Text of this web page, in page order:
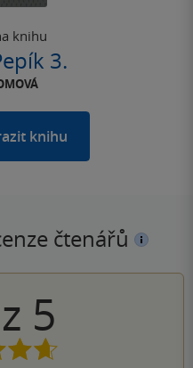
knihu
3.
knihu
čtenářů
z 5